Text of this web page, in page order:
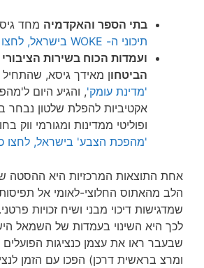
בתי הספר והאקדמיה מחד
תיכוני ה- WOKE בישראל, לחצו כאן].
ועמדות הכוח בשירות
הביטחון מאידך גיסא, שהתחיל
'מדינת עומק', והגיע היום
אקטיביות להפלת שלטון נבחר
ופוליטי ממדינות ומגורמי ווק
'מהפכת הצבע' בישראל, לחצו
אחת התוצאות המרכזיות היא ההסטה
הלב מהאתוס החלוצי-לאומי אל
שמדגישות דיכוי מבני ושיח זכויות
לכך היא השינוי בעמדות של השמאל
שבעבר ראו את עצמן כנציגות
ומרצ בראשית דרכן) הפכו עם הזמן